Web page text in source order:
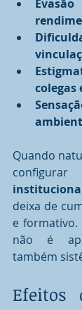
colegas
Quando
deixa de
e formativo.
não é
também